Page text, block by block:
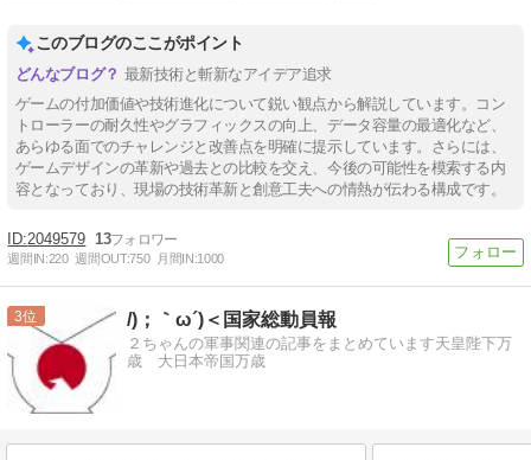
このブログのここがポイント
最新技術と斬新なアイデア追求
ゲームの付加価値や技術進化について鋭い観点から解説しています。コン
トローラーの耐久性やグラフィックスの向上、データ容量の最適化など、
あらゆる面でのチャレンジと改善点を明確に提示しています。さらには、
ゲームデザインの革新や過去との比較を交え、今後の可能性を模索する内
容となっており、現場の技術革新と創意工夫への情熱が伝わる構成です。
2049579 13
週間IN:220 週間OUT:750 月間IN:1000
3 /)；｀ω´)＜国家総動員報
２ちゃんの軍事関連の記事をまとめています天皇陛下万
歳 大日本帝国万歳